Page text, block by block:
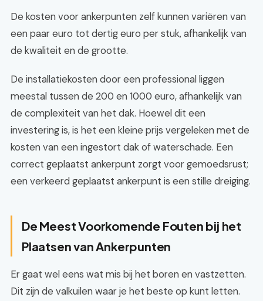
De kosten voor ankerpunten zelf kunnen variëren van
een paar euro tot dertig euro per stuk, afhankelijk van
de kwaliteit en de grootte.
De installatiekosten door een professional liggen
meestal tussen de 200 en 1000 euro, afhankelijk van
de complexiteit van het dak. Hoewel dit een
investering is, is het een kleine prijs vergeleken met de
kosten van een ingestort dak of waterschade. Een
correct geplaatst ankerpunt zorgt voor gemoedsrust;
een verkeerd geplaatst ankerpunt is een stille dreiging.
De Meest Voorkomende Fouten bij het
Plaatsen van Ankerpunten
Er gaat wel eens wat mis bij het boren en vastzetten.
Dit zijn de valkuilen waar je het beste op kunt letten.